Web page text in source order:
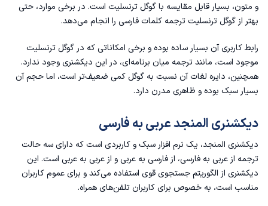
و متون، بسیار قابل مقایسه با گوگل ترنسلیت است. در برخی موارد، حتی
بهتر از گوگل ترنسلیت ترجمه کلمات فارسی را انجام می‌دهد.
رابط کاربری آن بسیار ساده بوده و برخی امکاناتی که در گوگل ترنسلیت
موجود است، مانند ترجمه میان برنامه‌ای، در این دیکشنری وجود ندارد.
همچنین، دایره لغات آن نسبت به گوگل کمی ضعیف‌تر است، اما حجم آن
بسیار سبک بوده و ظاهری مدرن دارد.
دیکشنری المنجد عربی به فارسی
دیکشنری المنجد، یک نرم افزار سبک و کاربردی است که دارای سه حالت
ترجمه از عربی به فارسی، از فارسی به عربی و از عربی به عربی است. این
دیکشنری از الگوریتم جستجوی قوی استفاده می‌کند و برای عموم کاربران
مناسب است، به خصوص برای کاربران تلفن‌های همراه.